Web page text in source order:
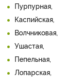
Пурпурная,
Каспийская,
Волчниковая,
Ушастая,
Пепельная,
Лопарская,